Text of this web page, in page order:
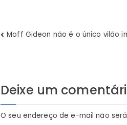
Navegação
Post
Moff Gideon não é o único vilão
Deixe um
O seu endereço de e-mail não